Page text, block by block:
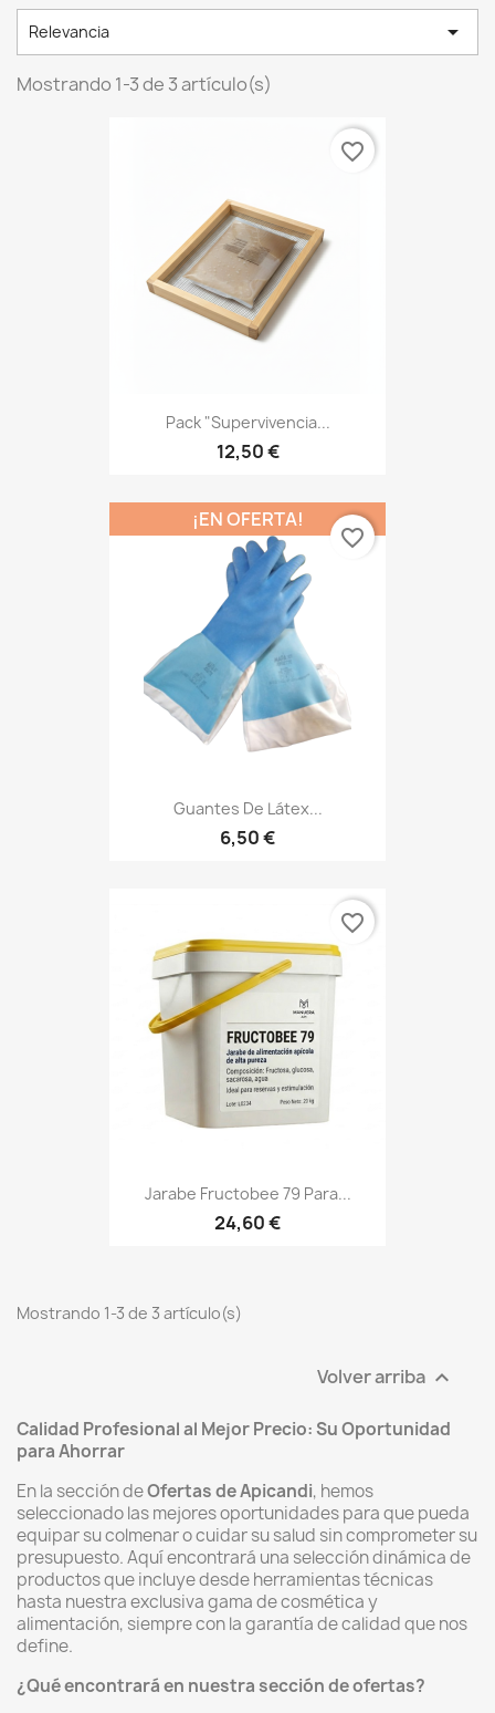
Relevancia 
Mostrando 1-3 de 3 artículo(s)
Pack "Supervivencia...
12,50 €
favorite_border
Guantes De Látex...
6,50 €
¡EN OFERTA!
favorite_border
Jarabe Fructobee 79 Para...
24,60 €
favorite_border
Mostrando 1-3 de 3 artículo(s)
Volver arriba 
Calidad Profesional al Mejor Precio: Su Oportunidad
para Ahorrar
En la sección deOfertas de Apicandi, hemos
seleccionado las mejores oportunidades para que pueda
equipar su colmenar o cuidar su salud sin comprometer su
presupuesto. Aquí encontrará una selección dinámica de
productos que incluye desde herramientas técnicas
hasta nuestra exclusiva gama de cosmética y
alimentación, siempre con la garantía de calidad que nos
define.
¿Qué encontrará en nuestra sección de ofertas?